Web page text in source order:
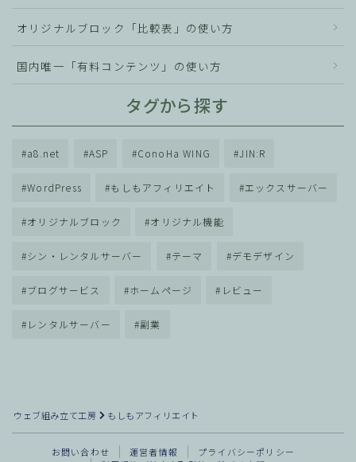
オリジナルブロック「比較表」の使い方
国内唯一「有料コンテンツ」の使い方
タグから探す
a8.net ASP ConoHa WING JIN:R
WordPress もしもアフィリエイト エックスサーバー
オリジナルブロック オリジナル機能
シン・レンタルサーバー テーマ デモデザイン
ブログサービス ホームページ レビュー
レンタルサーバー 副業
ウェブ組み立て工房 もしもアフィリエイト
お問い合わせ 運営者情報
プライバシーポリシー